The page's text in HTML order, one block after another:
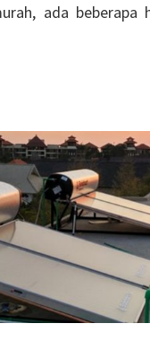
ada beberapa